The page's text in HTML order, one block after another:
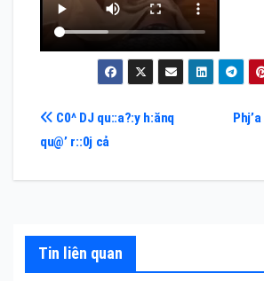
Điều
hướng
viết
C0^ DJ qu::a?:y h:ănq
qu@’ r::0j cả
Tin liên quan